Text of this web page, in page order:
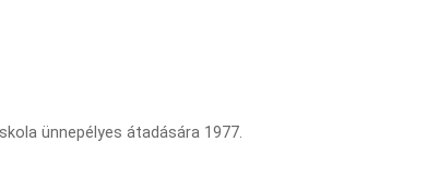
ünnepélyes átadására 1977.